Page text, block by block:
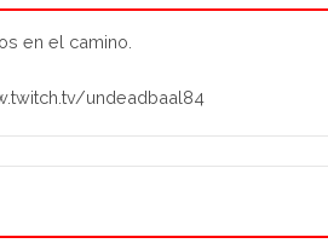
en el camino.
undeadbaal84